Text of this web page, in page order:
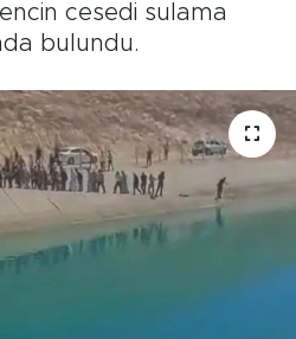
cesedi sulama
bulundu.